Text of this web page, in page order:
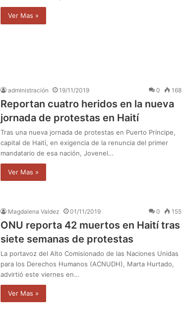
Ver Mas »
administración 19/11/2019 0 168
Reportan cuatro heridos en la nueva
jornada de protestas en Haití
Tras una nueva jornada de protestas en Puerto Príncipe,
capital de Haití, en exigencia de la renuncia del primer
mandatario de esa nación, Jovenel…
Ver Mas »
Magdalena Valdez 01/11/2019 0 155
ONU reporta 42 muertos en Haití tras
siete semanas de protestas
La portavoz del Alto Comisionado de las Naciones Unidas
para los Derechos Humanos (ACNUDH), Marta Hurtado,
advirtió este viernes en…
Ver Mas »